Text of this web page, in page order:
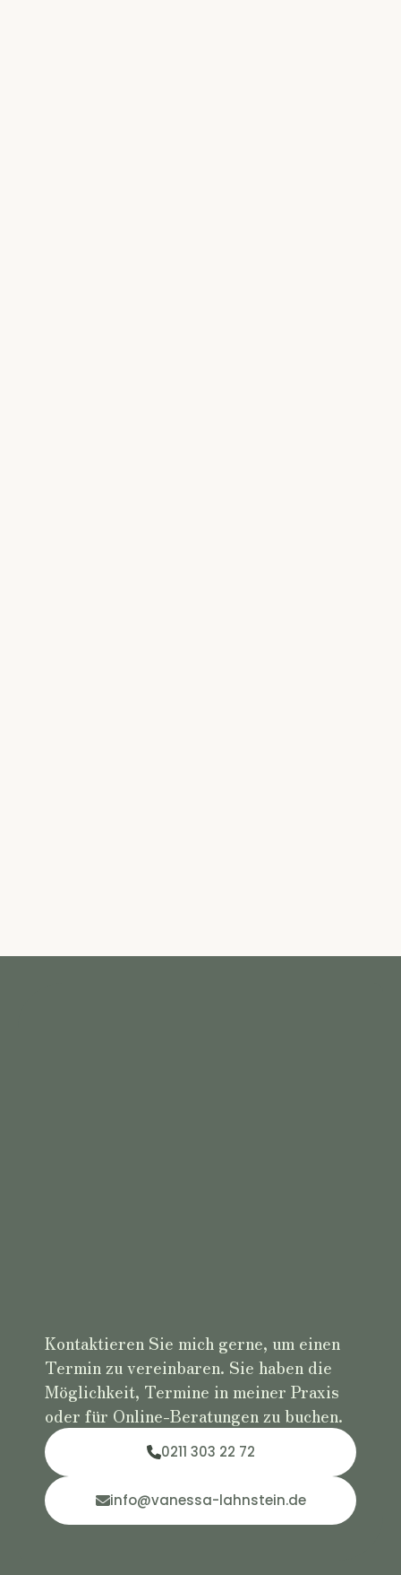
Kontaktieren Sie mich gerne, um einen
Termin zu vereinbaren. Sie haben die
Möglichkeit, Termine in meiner Praxis
oder für Online-Beratungen zu buchen.
0211 303 22 72
info@vanessa-lahnstein.de